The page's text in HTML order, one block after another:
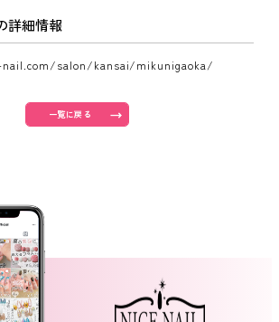
向自主宣言
ール
詳細情報
salon/kansai/mikunigaoka/
一覧に戻る